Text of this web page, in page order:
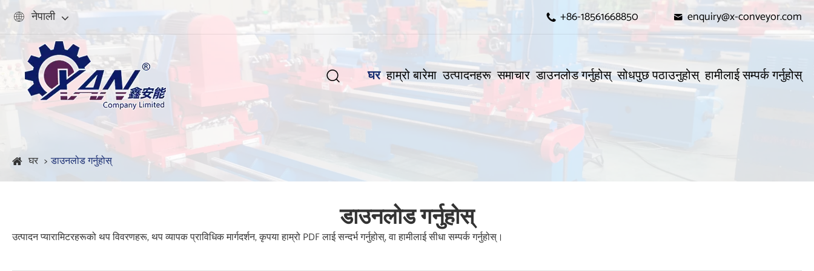
 नेपाली  +86-18561668850  enquiry@x-conveyor.com
 घर हाम्रो बारेमा उत्पादनहरू समाचार डाउनलोड गर्नुहोस् सोधपुछ पठाउनुहोस् हामीलाई सम्पर्क गर्नुहोस्
घर डाउनलोड गर्नुहोस्
डाउनलोड गर्नुहोस्
उत्पादन प्यारामिटरहरूको थप विवरणहरू, थप व्यापक प्राविधिक मार्गदर्शन, कृपया हाम्रो PDF लाई सन्दर्भ गर्नुहोस्, वा हामीलाई सीधा सम्पर्क गर्नुहोस्।